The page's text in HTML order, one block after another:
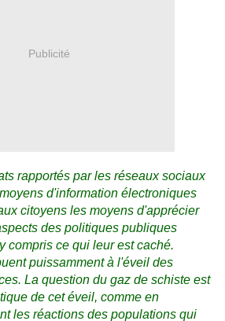
Publicité
rapportés par les réseaux sociaux
d'information électroniques
citoyens les moyens d'apprécier
des politiques publiques
compris ce qui leur est caché.
puissamment à l'éveil des
La question du gaz de schiste est
de cet éveil, comme en
les réactions des populations qui